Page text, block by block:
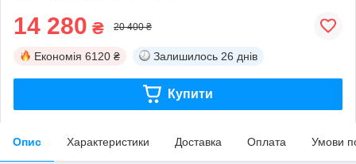
14 280 ₴ 20 400 ₴
Економія 6120 ₴ Залишилось 26 днів
Купити
Опис Характеристики Доставка Оплата Умови